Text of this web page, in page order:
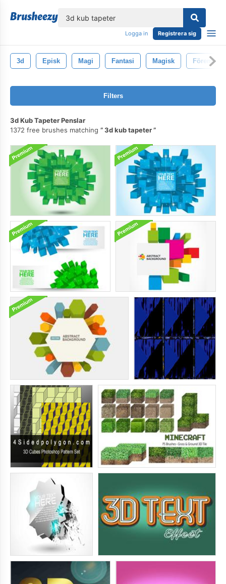
Logga in Registrera sig
3d Episk Magi Fantasi Magisk Föremål
Filters
3d Kub Tapeter Penslar
1372 free brushes matching
3d kub tapeter